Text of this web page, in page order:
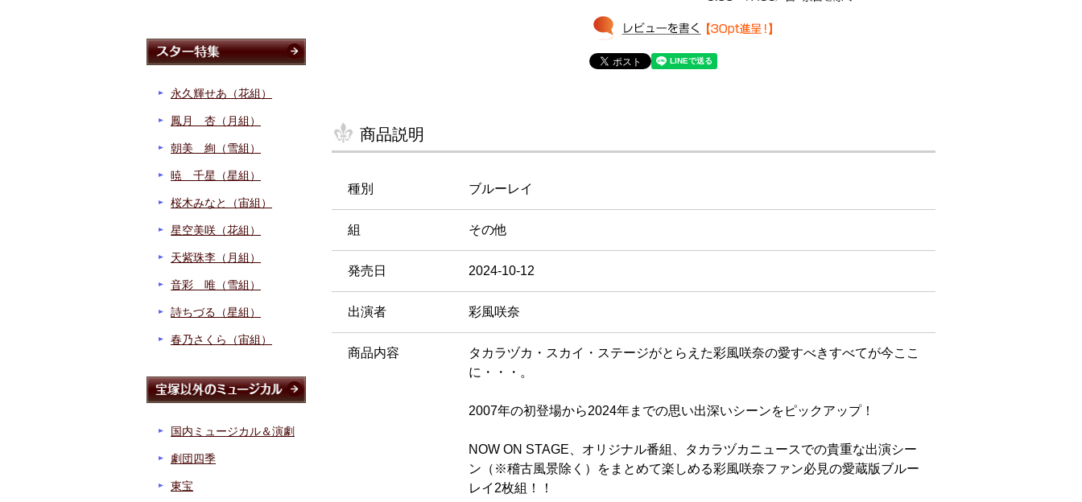
商品説明
種別 ブルーレイ
組 その他
発売日 2024-10-12
出演者 彩風咲奈
商品内容
タカラヅカ・スカイ・ステージがとらえた彩風咲奈の愛すべきすべてが今ここ
に・・・。
2007年の初登場から2024年までの思い出深いシーンをピックアップ！
NOW ON STAGE、オリジナル番組、タカラヅカニュースでの貴重な出演シー
ン（※稽古風景除く）をまとめて楽しめる彩風咲奈ファン必見の愛蔵版ブルー
レイ2枚組！！
永久輝せあ（花組）
鳳月 杏（月組）
朝美 絢（雪組）
暁 千星（星組）
桜木みなと（宙組）
星空美咲（花組）
天紫珠李（月組）
音彩 唯（雪組）
詩ちづる（星組）
春乃さくら（宙組）
国内ミュージカル＆演劇
劇団四季
東宝